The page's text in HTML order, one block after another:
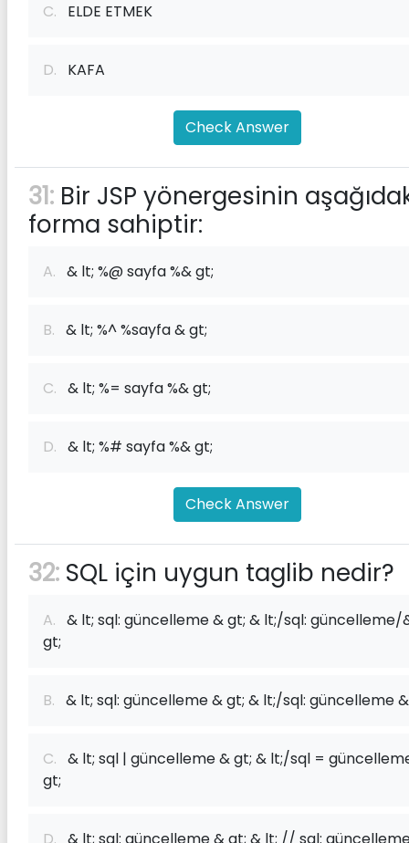
C. ELDE ETMEK
D. KAFA
Check Answer
31: Bir JSP yönergesinin
forma sahiptir:
A. & lt; %@ sayfa %& gt;
B. & lt; %^ %sayfa & gt;
C. & lt; %= sayfa %& gt;
D. & lt; %# sayfa %& gt;
Check Answer
32: SQL için uygun taglib nedir?
A. & lt; sql: güncelleme & gt; & lt;/sql: güncelleme/
gt;
B. & lt; sql: güncelleme & gt; & lt;/sql: güncelleme
C. & lt; sql | güncelleme & gt; & lt;/sql =
gt;